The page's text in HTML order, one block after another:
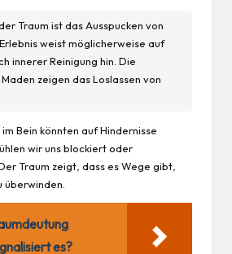
Traum ist das Ausspucken von
weist möglicherweise auf
innerer Reinigung hin. Die
zeigen das Loslassen von
Bein könnten auf Hindernisse
wir uns blockiert oder
Traum zeigt, dass es Wege gibt,
überwinden.
es?